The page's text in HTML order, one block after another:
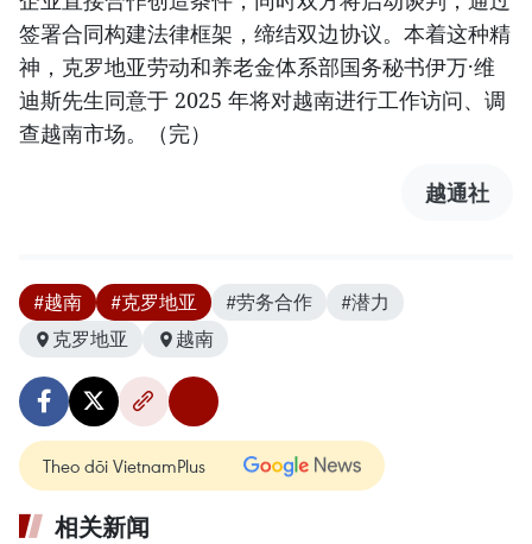
签署合同构建法律框架，缔结双边协议。本着这种精
神，克罗地亚劳动和养老金体系部国务秘书伊万·维
迪斯先生同意于 2025 年将对越南进行工作访问、调
查越南市场。（完）
越通社
#越南 #克罗地亚 #劳务合作
#潜力
克罗地亚
越南
Theo dõi VietnamPlus
相关新闻